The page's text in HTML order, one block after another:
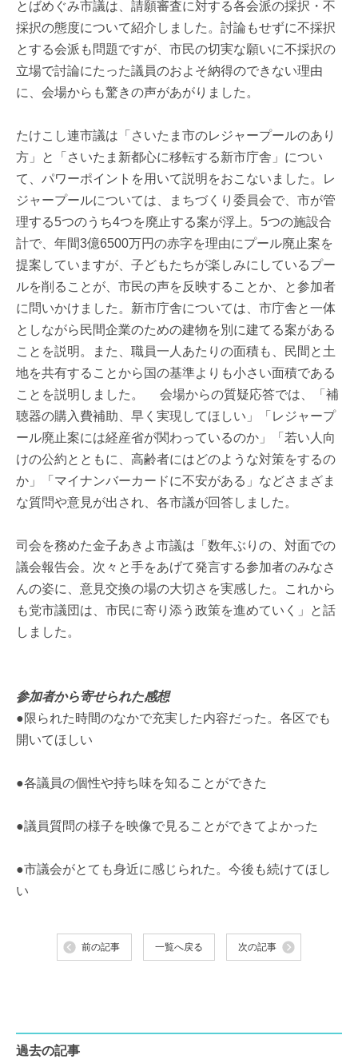
とばめぐみ市議は、請願審査に対する各会派の採択・不
採択の態度について紹介しました。討論もせずに不採択
とする会派も問題ですが、市民の切実な願いに不採択の
立場で討論にたった議員のおよそ納得のできない理由
に、会場からも驚きの声があがりました。
たけこし連市議は「さいたま市のレジャープールのあり
方」と「さいたま新都心に移転する新市庁舎」につい
て、パワーポイントを用いて説明をおこないました。レ
ジャープールについては、まちづくり委員会で、市が管
理する5つのうち4つを廃止する案が浮上。5つの施設合
計で、年間3億6500万円の赤字を理由にプール廃止案を
提案していますが、子どもたちが楽しみにしているプー
ルを削ることが、市民の声を反映することか、と参加者
に問いかけました。新市庁舎については、市庁舎と一体
としながら民間企業のための建物を別に建てる案がある
ことを説明。また、職員一人あたりの面積も、民間と土
地を共有することから国の基準よりも小さい面積である
ことを説明しました。 会場からの質疑応答では、「補
聴器の購入費補助、早く実現してほしい」「レジャープ
ール廃止案には経産省が関わっているのか」「若い人向
けの公約とともに、高齢者にはどのような対策をするの
か」「マイナンバーカードに不安がある」などさまざま
な質問や意見が出され、各市議が回答しました。
司会を務めた金子あきよ市議は「数年ぶりの、対面での
議会報告会。次々と手をあげて発言する参加者のみなさ
んの姿に、意見交換の場の大切さを実感した。これから
も党市議団は、市民に寄り添う政策を進めていく」と話
しました。
参加者から寄せられた感想
●限られた時間のなかで充実した内容だった。各区でも
開いてほしい
●各議員の個性や持ち味を知ることができた
●議員質問の様子を映像で見ることができてよかった
●市議会がとても身近に感じられた。今後も続けてほし
い
前の記事 一覧へ戻る 次の記事
過去の記事